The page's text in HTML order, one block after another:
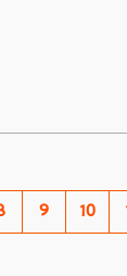
9 10